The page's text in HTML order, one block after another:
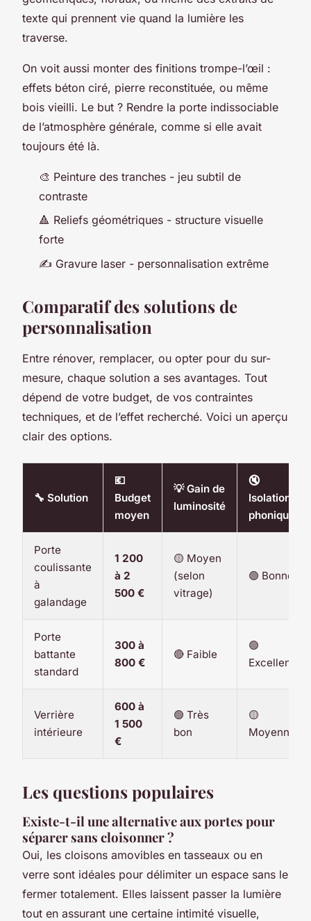
texte qui prennent vie quand la lumière les
traverse.
On voit aussi monter des finitions trompe-l’œil :
effets béton ciré, pierre reconstituée, ou même
bois vieilli. Le but ? Rendre la porte indissociable
de l’atmosphère générale, comme si elle avait
toujours été là.
🎨 Peinture des tranches - jeu subtil de
contraste
🔺 Reliefs géométriques - structure visuelle
forte
✍️ Gravure laser - personnalisation extrême
Comparatif des solutions de
personnalisation
Entre rénover, remplacer, ou opter pour du sur-
mesure, chaque solution a ses avantages. Tout
dépend de votre budget, de vos contraintes
techniques, et de l’effet recherché. Voici un aperçu
clair des options.
🔧 Solution
💶
Budget
moyen
💡 Gain de
luminosité
🔇
Isolation
phonique
Porte
coulissante
à
galandage
1 200
à 2
500 €
🟡 Moyen
(selon
vitrage)
🟢 Bonne
Porte
battante
standard
300 à
800 €
🔴 Faible
🟢
Excellente
Verrière
intérieure
600 à
1 500
€
🟢 Très
bon
🟡
Moyenne
Les questions populaires
Existe-t-il une alternative aux portes pour
séparer sans cloisonner ?
Oui, les cloisons amovibles en tasseaux ou en
verre sont idéales pour délimiter un espace sans le
fermer totalement. Elles laissent passer la lumière
tout en assurant une certaine intimité visuelle,